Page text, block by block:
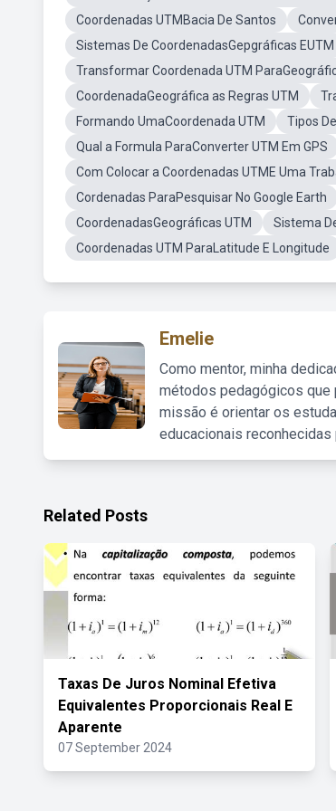
Coordenadas UTMBacia De Santos
Sistemas De CoordenadasGepgráficas EUTM
Transformar Coordenada UTM
CoordenadaGeográfica as Regras UTM
Formando UmaCoordenada UTM
Tipos
Qual a Formula ParaConverter UTM Em GPS
Com Colocar a Coordenadas UTME Uma
Cordenadas ParaPesquisar No Google Earth
CoordenadasGeográficas UTM
Sistema
Coordenadas UTM ParaLatitude E Longitude
Emelie
Como mentor, minha
métodos pedagógicos que
missão é orientar os
educacionais
Related Posts
Taxas De Juros Nominal Efetiva
Equivalentes Proporcionais Real E
Aparente
07 September 2024